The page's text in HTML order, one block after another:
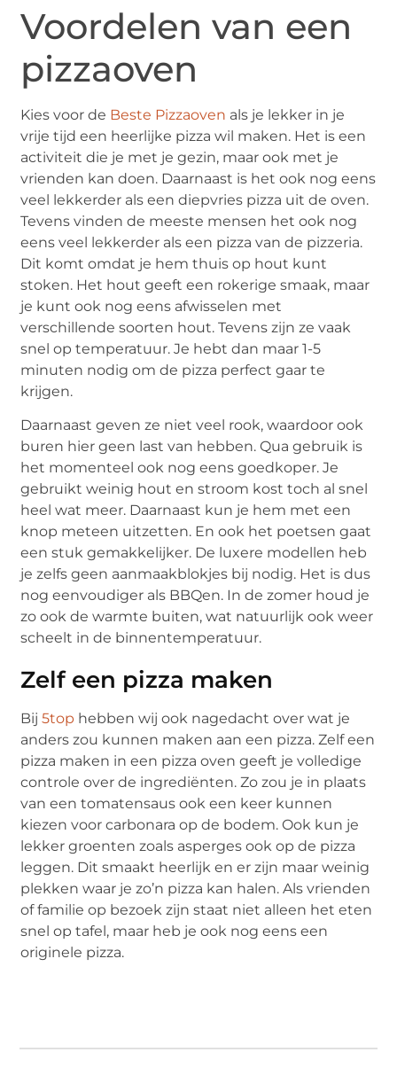
Voordelen van een
pizzaoven
Kies voor de Beste Pizzaoven als je lekker in je
vrije tijd een heerlijke pizza wil maken. Het is een
activiteit die je met je gezin, maar ook met je
vrienden kan doen. Daarnaast is het ook nog eens
veel lekkerder als een diepvries pizza uit de oven.
Tevens vinden de meeste mensen het ook nog
eens veel lekkerder als een pizza van de pizzeria.
Dit komt omdat je hem thuis op hout kunt
stoken. Het hout geeft een rokerige smaak, maar
je kunt ook nog eens afwisselen met
verschillende soorten hout. Tevens zijn ze vaak
snel op temperatuur. Je hebt dan maar 1-5
minuten nodig om de pizza perfect gaar te
krijgen.
Daarnaast geven ze niet veel rook, waardoor ook
buren hier geen last van hebben. Qua gebruik is
het momenteel ook nog eens goedkoper. Je
gebruikt weinig hout en stroom kost toch al snel
heel wat meer. Daarnaast kun je hem met een
knop meteen uitzetten. En ook het poetsen gaat
een stuk gemakkelijker. De luxere modellen heb
je zelfs geen aanmaakblokjes bij nodig. Het is dus
nog eenvoudiger als BBQen. In de zomer houd je
zo ook de warmte buiten, wat natuurlijk ook weer
scheelt in de binnentemperatuur.
Zelf een pizza maken
Bij5top hebben wij ook nagedacht over wat je
anders zou kunnen maken aan een pizza. Zelf een
pizza maken in een pizza oven geeft je volledige
controle over de ingrediënten. Zo zou je in plaats
van een tomatensaus ook een keer kunnen
kiezen voor carbonara op de bodem. Ook kun je
lekker groenten zoals asperges ook op de pizza
leggen. Dit smaakt heerlijk en er zijn maar weinig
plekken waar je zo’n pizza kan halen. Als vrienden
of familie op bezoek zijn staat niet alleen het eten
snel op tafel, maar heb je ook nog eens een
originele pizza.